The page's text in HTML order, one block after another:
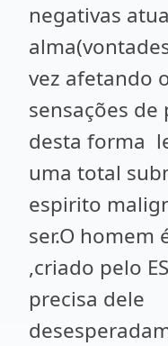
negativas
vez afetando
sensações de
desta forma
uma total
espirito
ser.O homem
,criado pelo
precisa dele